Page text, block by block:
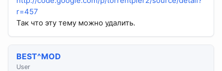
r=457
Так что эту тему можно удалить.
BEST^MOD
User